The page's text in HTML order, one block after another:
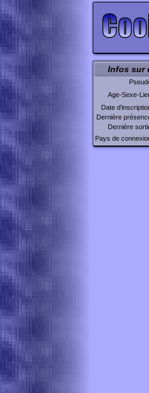
Infos sur
Age-Sexe-
Date
Dernière
Dernière
Pays de